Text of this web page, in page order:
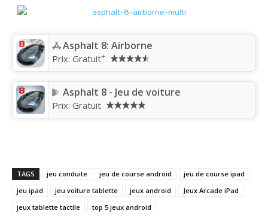
Asphalt 8: Airborne
Prix: Gratuit+
Asphalt 8 - Jeu de voiture
Prix: Gratuit
TAGS jeu conduite jeu de course android
jeu de course ipad
jeu ipad
jeu voiture tablette jeux android
Jeux Arcade iPad
jeux tablette tactile
top 5 jeux android